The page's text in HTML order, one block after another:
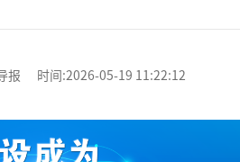
报 时间:2026-05-19 11:22:12